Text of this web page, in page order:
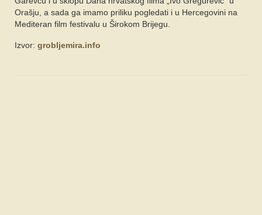
Orašju, a sada ga imamo priliku pogledati i u Hercegovini na
Mediteran film festivalu u Širokom Brijegu.
Izvor: grobljemira.info